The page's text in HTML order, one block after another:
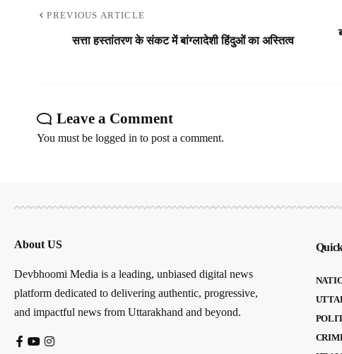
PREVIOUS ARTICLE
सत्ता हस्तांतरण के संकट में बांग्लादेशी हिंदुओं का अस्तित्व
Leave a Comment
You must be logged in to post a comment.
About US
Devbhoomi Media is a leading, unbiased digital news
platform dedicated to delivering authentic, progressive,
and impactful news from Uttarakhand and beyond.